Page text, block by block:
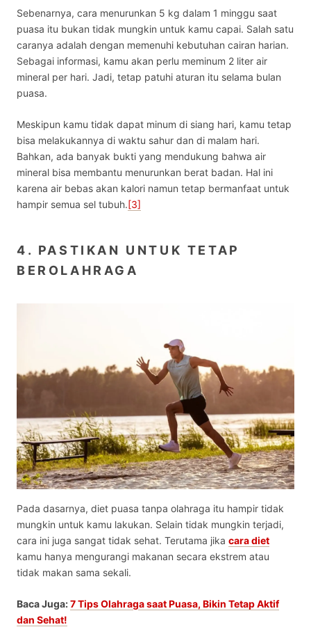
Sebenarnya, cara menurunkan 5 kg dalam 1 minggu saat
puasa itu bukan tidak mungkin untuk kamu capai. Salah satu
caranya adalah dengan memenuhi kebutuhan cairan harian.
Sebagai informasi, kamu akan perlu meminum 2 liter air
mineral per hari. Jadi, tetap patuhi aturan itu selama bulan
puasa.
Meskipun kamu tidak dapat minum di siang hari, kamu tetap
bisa melakukannya di waktu sahur dan di malam hari.
Bahkan, ada banyak bukti yang mendukung bahwa air
mineral bisa membantu menurunkan berat badan. Hal ini
karena air bebas akan kalori namun tetap bermanfaat untuk
hampir semua sel tubuh.[3]
4. PASTIKAN UNTUK TETAP
BEROLAHRAGA
Pada dasarnya, diet puasa tanpa olahraga itu hampir tidak
mungkin untuk kamu lakukan. Selain tidak mungkin terjadi,
cara ini juga sangat tidak sehat. Terutama jika cara diet
kamu hanya mengurangi makanan secara ekstrem atau
tidak makan sama sekali.
Baca Juga:7 Tips Olahraga saat Puasa, Bikin Tetap Aktif
dan Sehat!